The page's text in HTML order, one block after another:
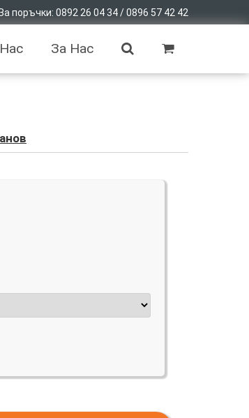
поръчки: 0892 26 04 34 / 0896 57 42 42
За Нас